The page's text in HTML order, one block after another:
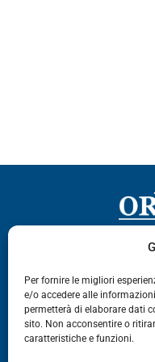
Per fornire le migliori
e/o accedere alle
permetterà di elaborare dati
sito. Non acconsentire o
caratteristiche e funzioni.